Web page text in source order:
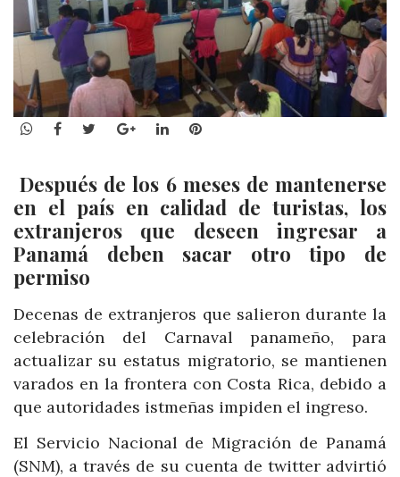
WhatsApp
Facebook
TwitterGoogle+LinkedInPinterest
Después de los 6 meses de mantenerse
en el país en calidad de turistas, los
extranjeros que deseen ingresar a
Panamá deben sacar otro tipo de
permiso
Decenas de extranjeros que salieron durante la
celebración del Carnaval panameño, para
actualizar su estatus migratorio, se mantienen
varados en la frontera con Costa Rica, debido a
que autoridades istmeñas impiden el ingreso.
El Servicio Nacional de Migración de Panamá
(SNM), a través de su cuenta de twitter advirtió